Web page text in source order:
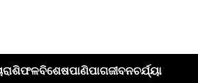
ରାଶିଫଳବିଶେଷପାଣିପାଗଜୀବନଚର୍ଯ୍ୟା